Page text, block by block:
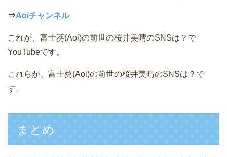
⇒Aoiチャンネル
これが、富士葵(Aoi)の前世の桜井美晴のSNSは？で
YouTubeです。
これらが、富士葵(Aoi)の前世の桜井美晴のSNSは？で
す。
まとめ